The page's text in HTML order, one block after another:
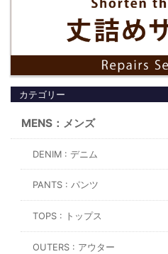
カテゴリー
MENS：メンズ
DENIM : デニム
PANTS : パンツ
TOPS : トップス
OUTERS : アウター